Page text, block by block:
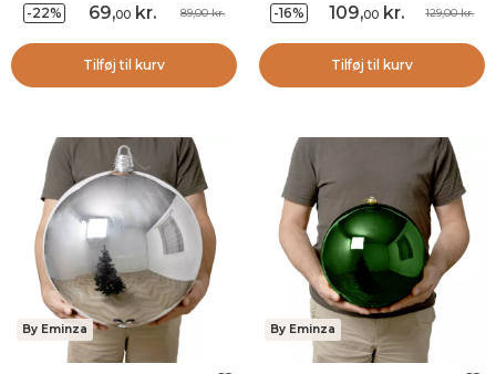
-22% 69,00 kr. 89,00 kr.
Tilføj til kurv
-16% 109,00kr. 129,00 kr.
Tilføj til kurv
By Eminza By Eminza